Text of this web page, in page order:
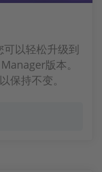
以轻松升级到
版本。
保持不变。